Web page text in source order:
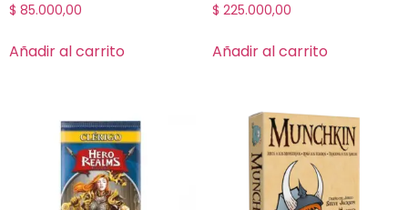
$ 85.000,00
Añadir al carrito
$ 225.000,00
Añadir al carrito